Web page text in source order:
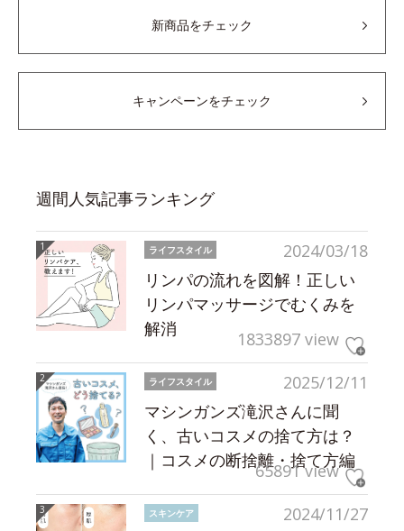
新商品をチェック
キャンペーンをチェック
週間人気記事ランキング
2024/03/18
ライフスタイル
リンパの流れを図解！正しい
リンパマッサージでむくみを
解消
1833897 view
2025/12/11
ライフスタイル
マシンガンズ滝沢さんに聞
く、古いコスメの捨て方は？
｜コスメの断捨離・捨て方編
65891 view
2024/11/27
スキンケア